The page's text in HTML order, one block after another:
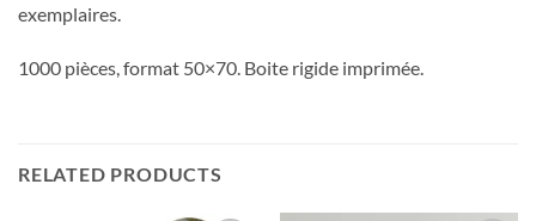
exemplaires.
1000 pièces, format 50×70. Boite rigide imprimée.
RELATED PRODUCTS